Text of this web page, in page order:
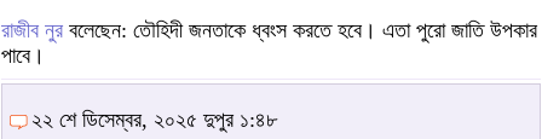
রাজীব নুর বলেছেন: তৌহিদী জনতাকে ধ্বংস করতে হবে। এতা পুরো জাতি উপকার
পাবে।
২২ শে ডিসেম্বর, ২০২৫ দুপুর ১:৪৮